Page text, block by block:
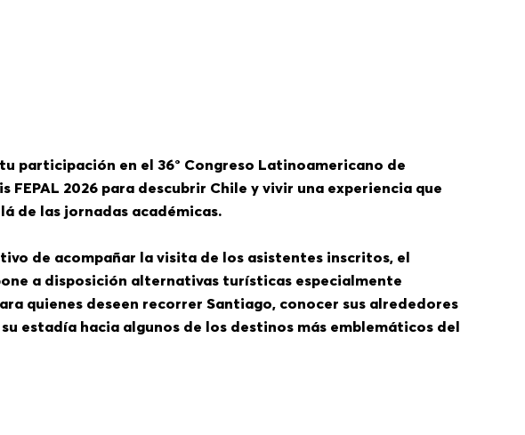
participación en el 36° Congreso Latinoamericano de
FEPAL 2026 para descubrir Chile y vivir una experiencia que
de las jornadas académicas.
de acompañar la visita de los asistentes inscritos, el
a disposición alternativas turísticas especialmente
quienes deseen recorrer Santiago, conocer sus alrededores
estadía hacia algunos de los destinos más emblemáticos del